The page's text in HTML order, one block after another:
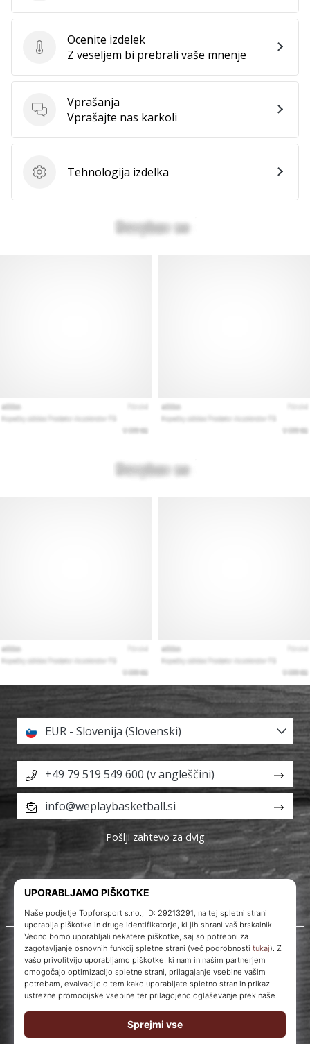
Ocenite izdelek
Ocenite izdelek
Z veseljem bi prebrali vaše mnenje
Vprašanja
Vprašanja
Vprašajte nas karkoli
Tehnologija izdelka
Tehnologija izdelka
O nas
Storitve za stranke
EUR - Slovenija (Slovenski)
+49 79 519 549 600 (v angleščini)
info@weplaybasketball.si
Pošlji zahtevo za dvig